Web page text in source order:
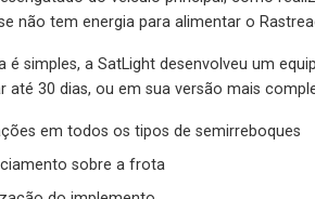
não tem energia para alimentar o
é simples, a SatLight desenvolveu um
até 30 dias, ou em sua versão mais
em todos os tipos de semirreboques
sobre a frota
do implemento